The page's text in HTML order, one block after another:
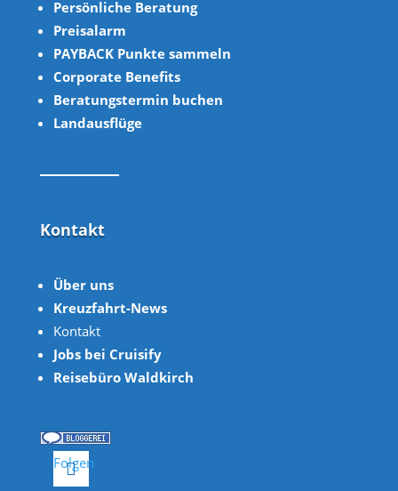
Persönliche Beratung
Preisalarm
PAYBACK Punkte sammeln
Corporate Benefits
Beratungstermin buchen
Landausflüge
Kontakt
Über uns
Kreuzfahrt-News
Kontakt
Jobs bei Cruisify
Reisebüro Waldkirch
Folgen